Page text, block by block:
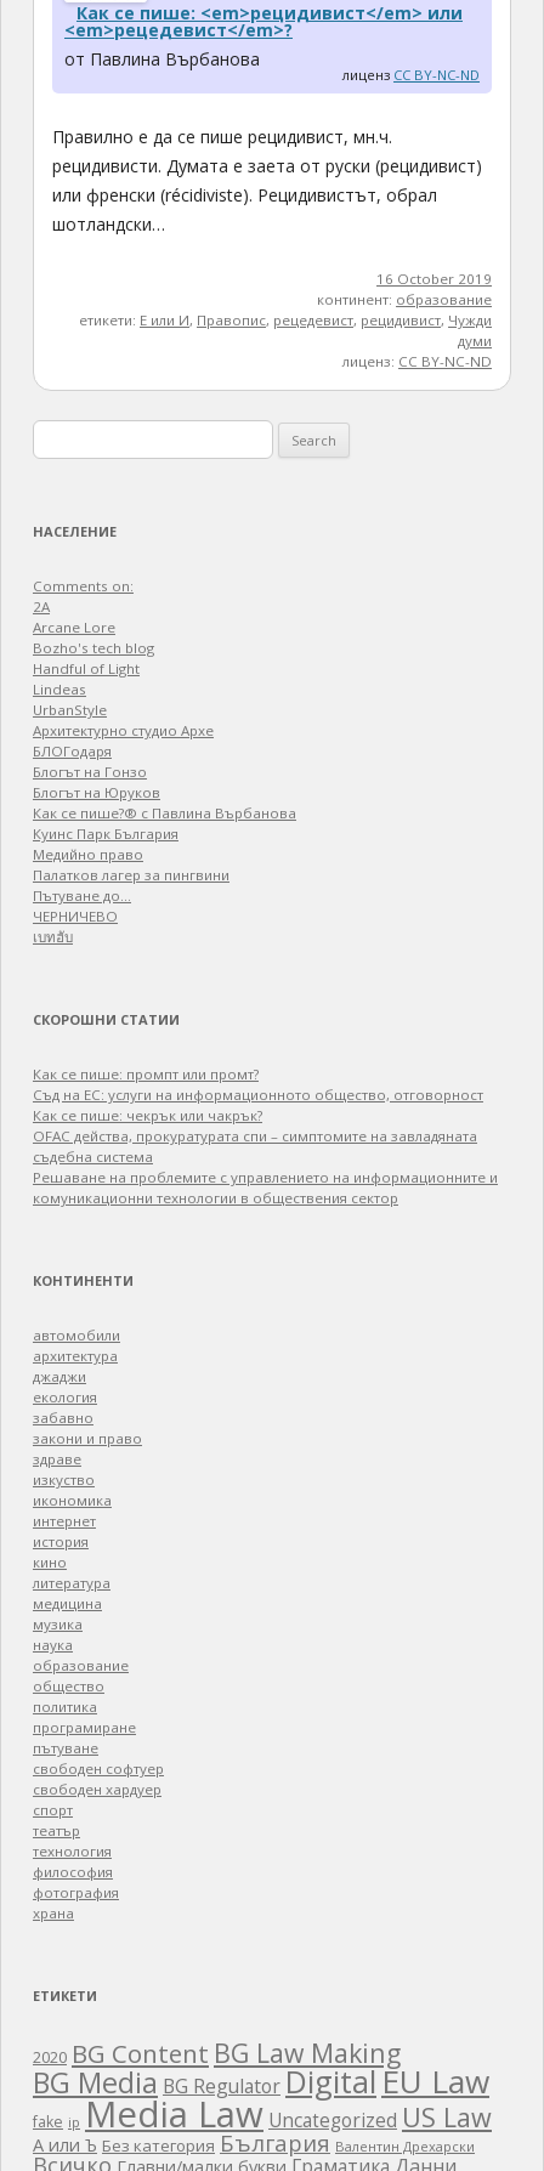
Как се пише: <em>рецидивист</em> или
<em>рецедевист</em>?
от Павлина Върбанова
лиценз CC BY-NC-ND
Правилно е да се пише рецидивист, мн.ч.
рецидивисти. Думата е заета от руски (рецидивист)
или френски (récidiviste). Рецидивистът, обрал
шотландски…
16 October 2019
континент: образование
етикети: Е или И, Правопис, рецедевист, рецидивист, Чужди
думи
лиценз: CC BY-NC-ND
for:
НАСЕЛЕНИЕ
Comments on:
2A
Arcane Lore
Bozho's tech blog
Handful of Light
Lindeas
UrbanStyle
Архитектурно студио Архе
БЛОГодаря
Блогът на Гонзо
Блогът на Юруков
Как се пише?® с Павлина Върбанова
Куинс Парк България
Медийно право
Палатков лагер зa пингвини
Пътуване до…
ЧЕРНИЧЕВО
เบทฮับ
СКОРОШНИ СТАТИИ
Как се пише: промпт или промт?
Съд на ЕС: услуги на информационното общество, отговорност
Как се пише: чекрък или чакрък?
OFAC действа, прокуратурата спи – симптомите на завладяната
съдебна система
Решаване на проблемите с управлението на информационните и
комуникационни технологии в обществения сектор
КОНТИНЕНТИ
автомобили
архитектура
джаджи
екология
забавно
закони и право
здраве
изкуство
икономика
интернет
история
кино
литература
медицина
музика
наука
образование
общество
политика
програмиране
пътуване
свободен софтуер
свободен хардуер
спорт
театър
технология
философия
фотография
храна
ЕТИКЕТИ
2020 BG Content BG Law Making
BG Media BG RegulatorDigitalEU Law
fake ip Media Law Uncategorized US Law
А или Ъ Без категория България Валентин Дрехарски
Всичко